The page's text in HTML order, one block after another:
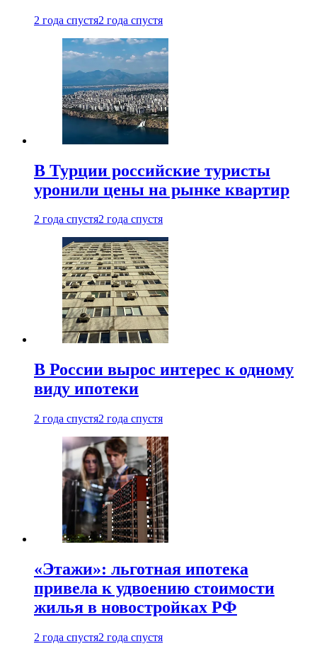
2 года спустя2 года спустя
В Турции российские туристы
уронили цены на рынке квартир
2 года спустя2 года спустя
В России вырос интерес к одному
виду ипотеки
2 года спустя2 года спустя
«Этажи»: льготная ипотека
привела к удвоению стоимости
жилья в новостройках РФ
2 года спустя2 года спустя